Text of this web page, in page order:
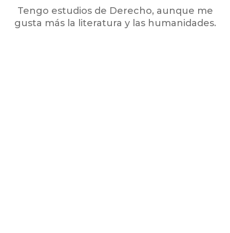
Tengo estudios de Derecho, aunque me
gusta más la literatura y las humanidades.